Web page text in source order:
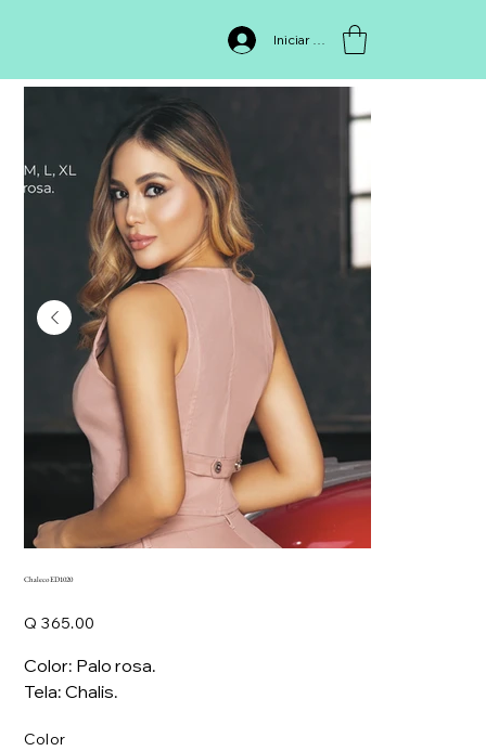
Iniciar sesión
Chaleco ED1020
Q 365.00
Color: Palo rosa.
Tela: Chalis.
Color